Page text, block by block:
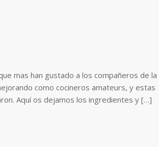
mas han gustado a los compañeros de la
como cocineros amateurs, y estas
Aquí os dejamos los ingredientes y […]